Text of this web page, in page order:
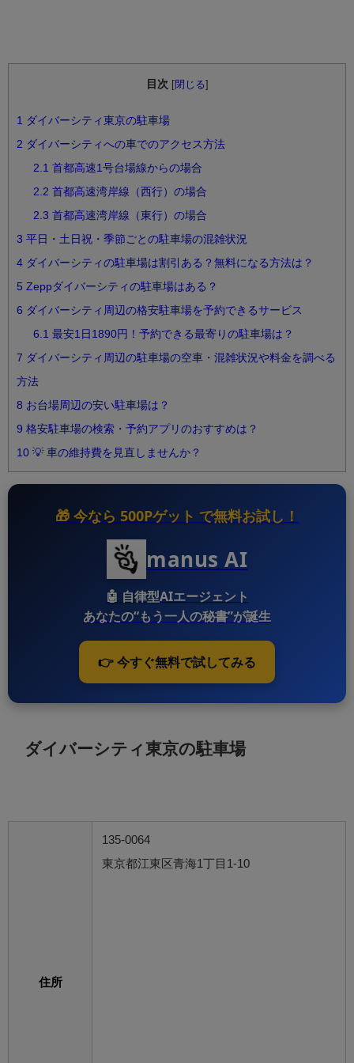
目次 閉じる
1 ダイバーシティ東京の駐車場
2 ダイバーシティへの車でのアクセス方法
2.1 首都高速1号台場線からの場合
2.2 首都高速湾岸線（西行）の場合
2.3 首都高速湾岸線（東行）の場合
3 平日・土日祝・季節ごとの駐車場の混雑状況
4 ダイバーシティの駐車場は割引ある？無料になる方法は？
5 Zeppダイバーシティの駐車場はある？
6 ダイバーシティ周辺の格安駐車場を予約できるサービス
6.1 最安1日1890円！予約できる最寄りの駐車場は？
7 ダイバーシティ周辺の駐車場の空車・混雑状況や料金を調べる
方法
8 お台場周辺の安い駐車場は？
9 格安駐車場の検索・予約アプリのおすすめは？
10 💡 車の維持費を見直しませんか？
🎁 今なら 500Pゲット で無料お試し！
manus AI
🤖 自律型AIエージェント
あなたの“もう一人の秘書”が誕生
👉 今すぐ無料で試してみる
ダイバーシティ東京の駐車場
住所
135-0064
東京都江東区青海1丁目1-10